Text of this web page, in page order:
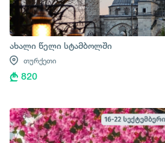
ახალი წელი სტამბოლში
თურქეთი
820